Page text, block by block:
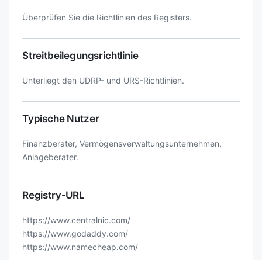
Überprüfen Sie die Richtlinien des Registers.
Streitbeilegungsrichtlinie
Unterliegt den UDRP- und URS-Richtlinien.
Typische Nutzer
Finanzberater, Vermögensverwaltungsunternehmen,
Anlageberater.
Registry-URL
https://www.centralnic.com/
https://www.godaddy.com/
https://www.namecheap.com/